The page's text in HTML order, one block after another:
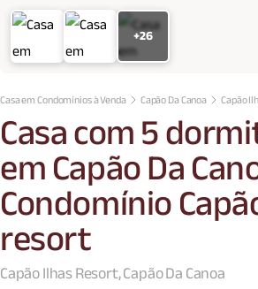
+26
Casa em Condomínios à Venda Capão Da Canoa Capão
Casa com 5
em Capão Da
Condomínio
resort
Capão Ilhas Resort, Capão Da Canoa